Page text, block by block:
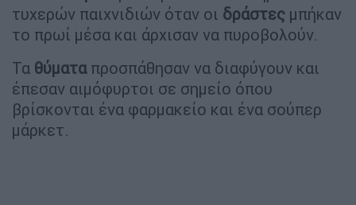
τυχερών παιχνιδιών όταν οι δράστες μπήκαν
το πρωί μέσα και άρχισαν να πυροβολούν.
Τα θύματαπροσπάθησαν να διαφύγουν και
έπεσαν αιμόφυρτοι σε σημείο όπου
βρίσκονται ένα φαρμακείο και ένα σούπερ
μάρκετ.